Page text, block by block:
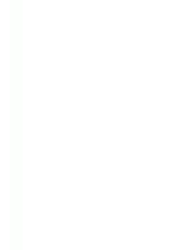
Redmi Note 10 Pro,
sensörleriyle çok
derinlik sensörleri
Samsung S23
performans ve
Samsung'un yeni
üstün performans ve
ekran, kamera ve